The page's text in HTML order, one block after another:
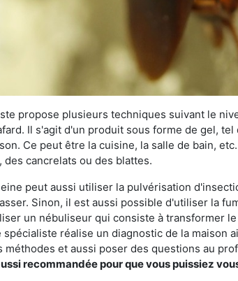
propose plusieurs techniques suivant le
Il s'agit d'un produit sous forme de gel,
Ce peut être la cuisine, la salle de bain,
cancrelats ou des blattes.
peut aussi utiliser la pulvérisation
Sinon, il est aussi possible d'utiliser la
un nébuliseur qui consiste à transformer
réalise un diagnostic de la maison
et aussi poser des questions au
recommandée pour que vous puissiez